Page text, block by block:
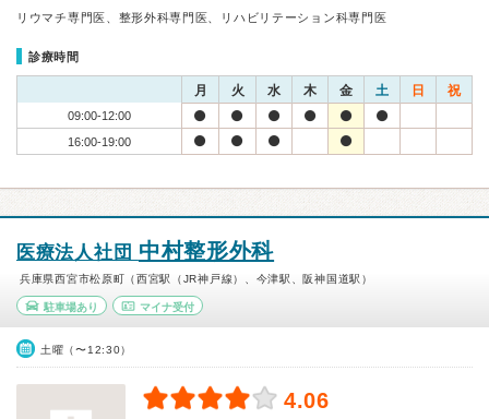
リウマチ専門医、整形外科専門医、リハビリテーション科専門医
診療時間
月 火 水 木 金 土 日 祝
09:00-12:00
16:00-19:00
医療法人社団 中村整形外科
兵庫県西宮市松原町（西宮駅（JR神戸線）、今津駅、阪神国道駅）
駐車場あり マイナ受付
土曜（〜12:30）
4.06